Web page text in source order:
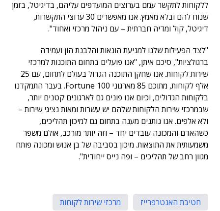
ללקוחות לתקשר עמם בערוצים המועדפים עליהם, בדיגיטל, בזמן
שנוח להם ובלא מאמץ. אנו מאפשרים 30 ערוצי התקשרות,
דיגיטל, קול ומדיה חברתית – עם ניהול מרכזי ואחוד".
"לצד הפעילות שלנו למניעת הונאות והלבנת הון ועמידה
ברגולציות", סיכם איתן, "אנו פועלים בתחום התוכנות למרכזי
שירות לקוחות. אנו שחקן התוכנה הגדול בעולם לתחום, עם 25
אלף לקוחות, מתוכם 85 מארגוני Fortune 100. בעבר התמקדנו
בלקוחות הגדולים, וכיום אנו פונים גם לארגונים קטנים יותר,
שבמרכזי שירות הלקוחות שלהם יש עשרות ומאות נציגי שירות –
ולא אלפים. אנו נותנים מענה בתחום גם למיכון תהליכים,
כשהאדם והמכונה עובדים יחד – וזה יותר מורכב, אולם משפר
משמעותית את התוצאות. מיכון בסביבה של בן אנוש ומכונה פותח
מגוון רחב של תהליכים – ופה נייס ייחודית".
חטיבת האנטרפרייז
מרכזי שירות לקוחות